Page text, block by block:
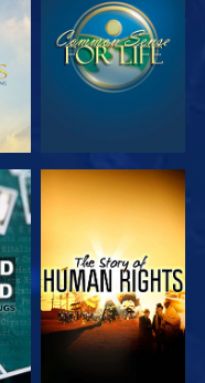
GUARDA